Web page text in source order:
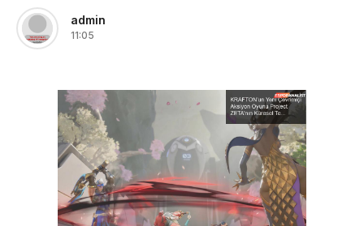
admin
11:05